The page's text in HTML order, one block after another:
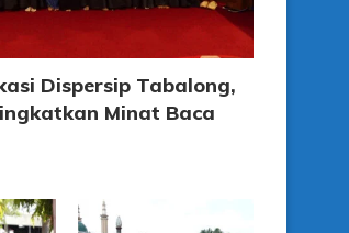
Dispersip Tabalong,
Minat Baca